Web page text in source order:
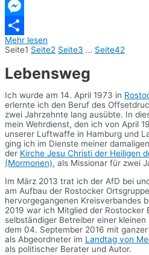
Telegram
Messenger
Teilen
Mehr lesen
Seite1 Seite2 Seite3 … Seite42
Lebensweg
Ich wurde am 14. April 1973 in
erlernte ich den Beruf des
zwei Jahrzehnte lang ausübte. In
mein Wehrdienst, den ich von April
unserer Luftwaffe in Hamburg und
ging ich im Dienste meiner
der Kirche Jesu Christi der Heiligen
(Mormonen), als Missionar für zwei
Im März 2013 trat ich der AfD bei
am Aufbau der Rostocker
hervorgegangenen Kreisverbandes
2019 war ich Mitglied der Rostocker
selbständiger Betreiber einer
dem 04. September 2016 mit
als Abgeordneter im Landtag von
als politischer Berater und Autor.